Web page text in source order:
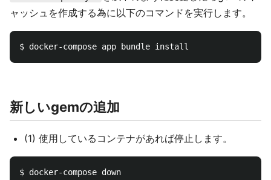
ャッシュを作成する為に以下のコマンドを実行します。
新しいgemの追加
(1) 使用しているコンテナがあれば停止します。